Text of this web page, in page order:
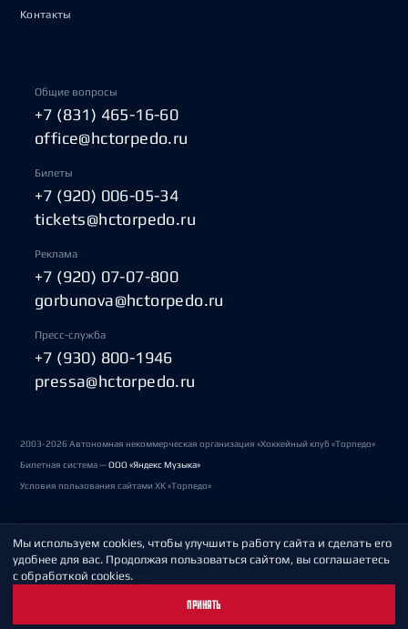
Контакты
Общие вопросы
+7 (831) 465-16-60
office@hctorpedo.ru
Билеты
+7 (920) 006-05-34
tickets@hctorpedo.ru
Реклама
+7 (920) 07-07-800
gorbunova@hctorpedo.ru
Пресс-служба
+7 (930) 800-1946
pressa@hctorpedo.ru
2003-2026 Автономная некоммерческая организация «Хоккейный клуб «Торпедо»
Билетная система —ООО «Яндекс Музыка»
Условия пользования сайтами ХК «Торпедо»
Политика обработки персональных данных
Пользовательское соглашение
Мы используем cookies, чтобы улучшить работу сайта и сделать его
удобнее для вас. Продолжая пользоваться сайтом, вы соглашаетесь
с обработкой cookies.
ПРИНЯТЬ